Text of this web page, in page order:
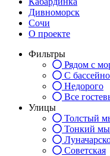
Дивноморск
Сочи
О проекте
Фильтры
Рядом с
С
Недорого
Все
Улицы
Толстый
Тонкий
Советская